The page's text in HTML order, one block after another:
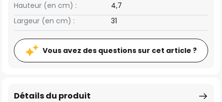
Largeur (en cm) : 31
Hauteur (en cm) : 4,7
Vous avez des questions sur cet article ?
Détails du produit